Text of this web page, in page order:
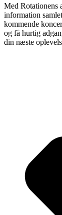
Med Rotationens
information
kommende
og få hurtig
din næste